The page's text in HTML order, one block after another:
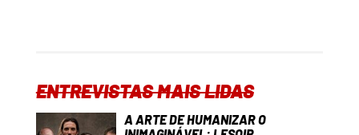
ENTREVISTAS MAIS LIDAS
A ARTE DE HUMANIZAR O